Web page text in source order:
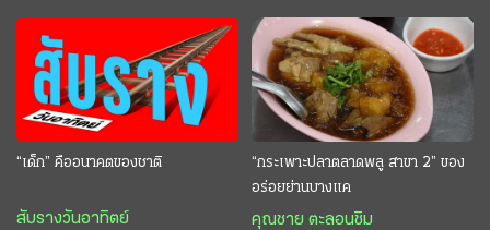
“เด็ก” คืออนาคตของชาติ
สับรางวันอาทิตย์
“กระเพาะปลาตลาดพลู สาขา 2” ของ
อร่อยย่านบางแค
คุณชาย ตะลอนชิม